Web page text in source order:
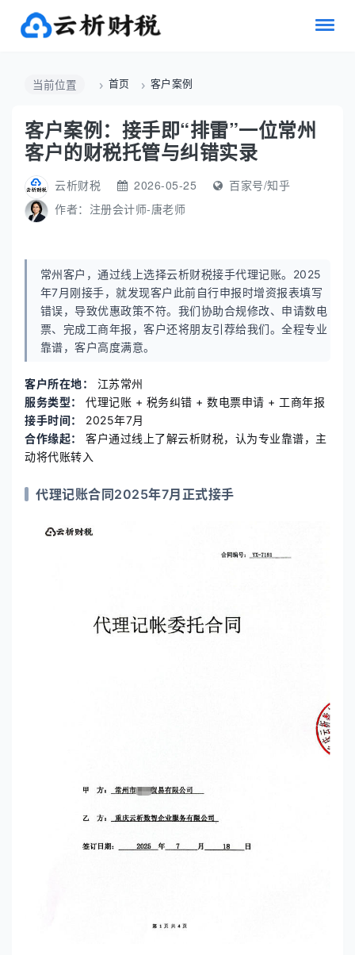
当前位置 首页 客户案例
客户案例：接手即“排雷”一位常州
客户的财税托管与纠错实录
云析财税 2026-05-25
百家号/知乎
作者： 注册会计师-唐老师
常州客户，通过线上选择云析财税接手代理记账。2025
年7月刚接手，就发现客户此前自行申报时增资报表填写
错误，导致优惠政策不符。我们协助合规修改、申请数电
票、完成工商年报，客户还将朋友引荐给我们。全程专业
靠谱，客户高度满意。
客户所在地：
江苏常州
服务类型：
代理记账 + 税务纠错 + 数电票申请 + 工商年报
接手时间：
2025年7月
合作缘起：
客户通过线上了解云析财税，认为专业靠谱，主
动将代账转入
代理记账合同2025年7月正式接手